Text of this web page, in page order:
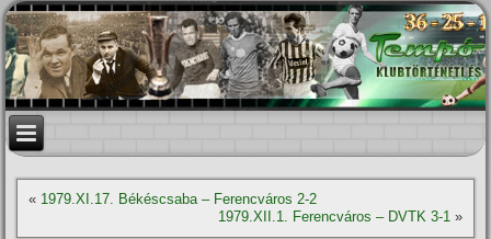
« 1979.XI.17. Békéscsaba – Ferencváros 2-2
1979.XII.1. Ferencváros – DVTK 3-1»